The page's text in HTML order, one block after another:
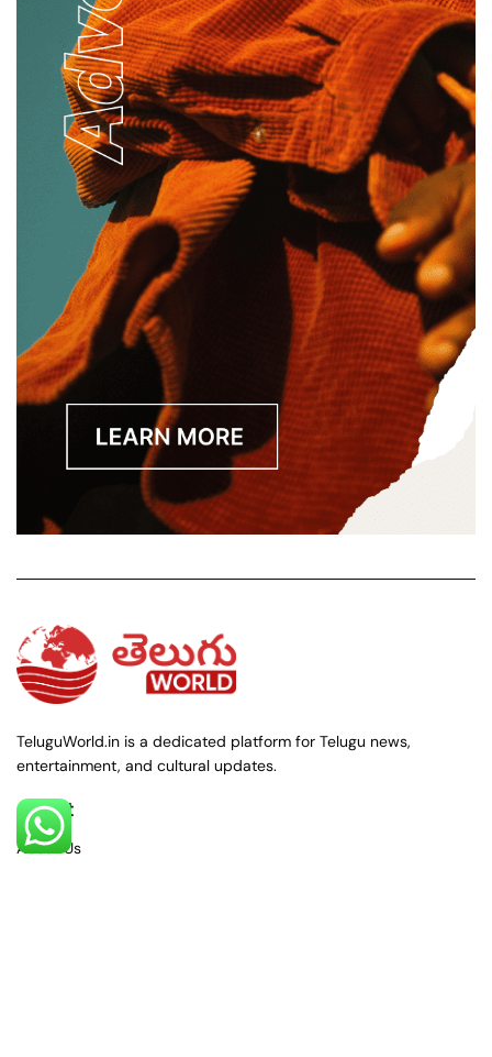
TeluguWorld.in is a dedicated platform for Telugu news,
entertainment, and cultural updates.
About
About Us